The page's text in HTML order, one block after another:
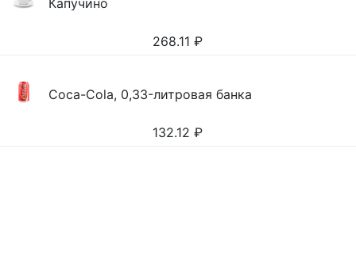
Капучино
268.11 ₽
Coca-Cola, 0,33-литровая банка
132.12 ₽